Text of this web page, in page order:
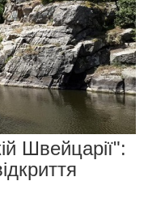
Швейцарії":